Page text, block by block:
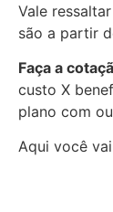
Vale
são a partir
Faça a
custo X
plano com
Aqui você